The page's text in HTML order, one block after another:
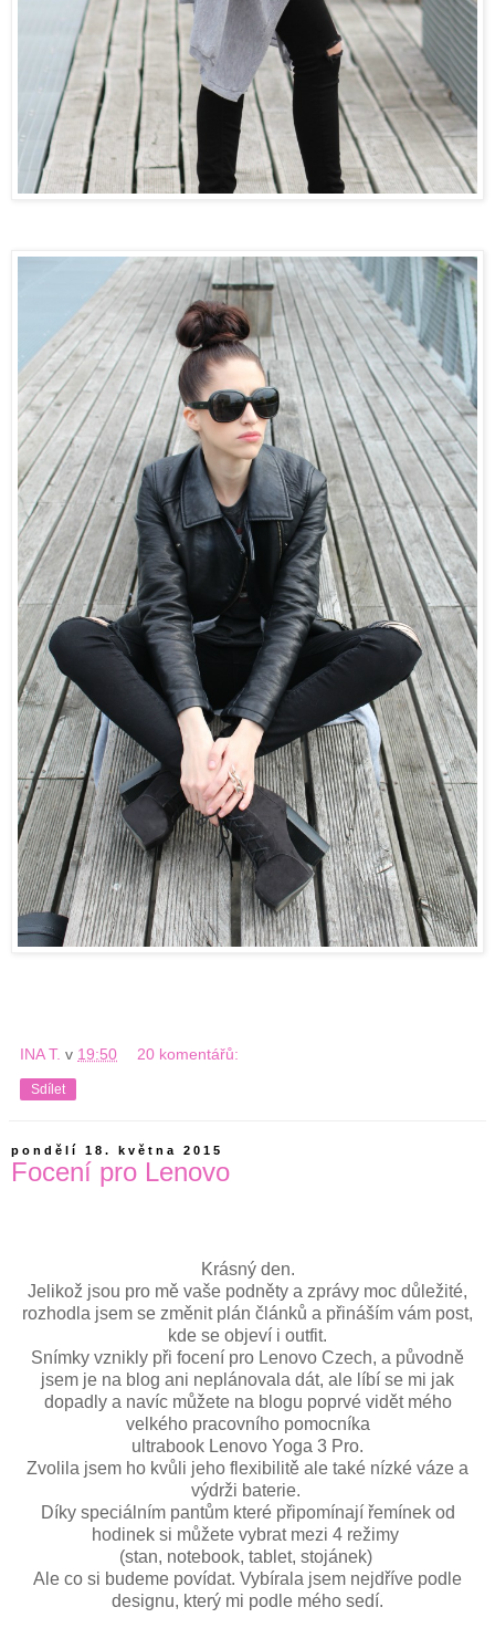
INA T. v 19:50 20 komentářů:
Sdílet
pondělí 18. května 2015
Focení pro Lenovo
Krásný den.
Jelikož jsou pro mě vaše podněty a zprávy moc důležité,
rozhodla jsem se změnit plán článků a přináším vám post,
kde se objeví i outfit.
Snímky vznikly při focení pro Lenovo Czech, a původně
jsem je na blog ani neplánovala dát, ale líbí se mi jak
dopadly a navíc můžete na blogu poprvé vidět mého
velkého pracovního pomocníka
ultrabook Lenovo Yoga 3 Pro.
Zvolila jsem ho kvůli jeho flexibilitě ale také nízké váze a
výdrži baterie.
Díky speciálním pantům které připomínají řemínek od
hodinek si můžete vybrat mezi 4 režimy
(stan, notebook, tablet, stojánek)
Ale co si budeme povídat. Vybírala jsem nejdříve podle
designu, který mi podle mého sedí.